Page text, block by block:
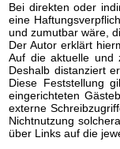
Bei direkten oder
eine
und zumutbar wäre,
Der Autor erklärt
Auf die aktuelle und
Deshalb distanziert
Diese Feststellung
eingerichteten
externe
Nichtnutzung
über Links auf die